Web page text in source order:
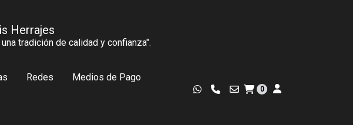
Herrajes
tradición de calidad y confianza".
Redes Medios de Pago
0